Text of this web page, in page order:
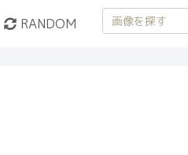
RANDOM